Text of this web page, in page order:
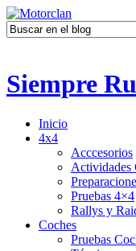
Siempre
Inicio
4x4
Acccesorios
Actividades
Pruebas 4×4
Rallys y
Coches
Pruebas